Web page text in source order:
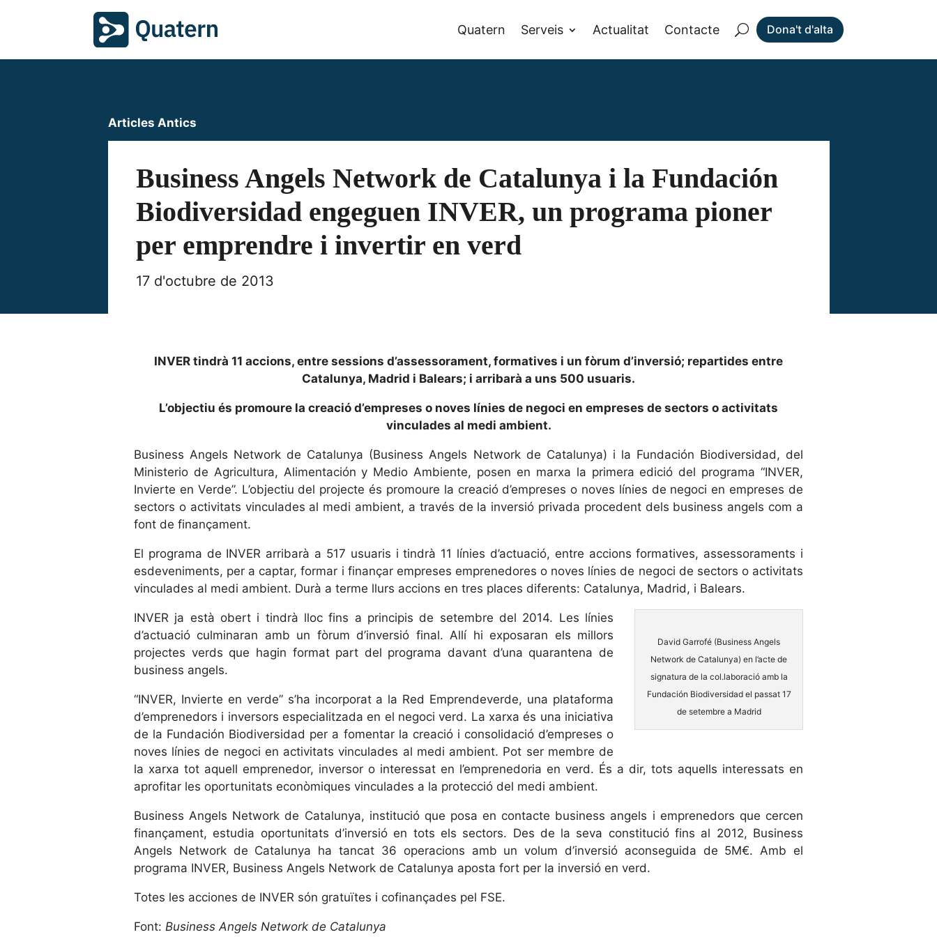
Quatern Serveis Actualitat Contacte Dona't d'alta
Articles Antics
Business Angels Network de Catalunya i la Fundación
Biodiversidad engeguen INVER, un programa pioner
per emprendre i invertir en verd
17 d'octubre de 2013
INVER tindrà 11 accions, entre sessions d’assessorament, formatives i un fòrum d’inversió; repartides entre
Catalunya, Madrid i Balears; i arribarà a uns 500 usuaris.
L’objectiu és promoure la creació d’empreses o noves línies de negoci en empreses de sectors o activitats
vinculades al medi ambient.
Business Angels Network de Catalunya (Business Angels Network de Catalunya) i la Fundación Biodiversidad, del
Ministerio de Agricultura, Alimentación y Medio Ambiente, posen en marxa la primera edició del programa “INVER,
Invierte en Verde”. L’objectiu del projecte és promoure la creació d’empreses o noves línies de negoci en empreses de
sectors o activitats vinculades al medi ambient, a través de la inversió privada procedent dels business angels com a
font de finançament.
El programa de INVER arribarà a 517 usuaris i tindrà 11 línies d’actuació, entre accions formatives, assessoraments i
esdeveniments, per a captar, formar i finançar empreses emprenedores o noves línies de negoci de sectors o activitats
vinculades al medi ambient. Durà a terme llurs accions en tres places diferents: Catalunya, Madrid, i Balears.
David Garrofé (Business Angels
Network de Catalunya) en l’acte de
signatura de la col.laboració amb la
Fundación Biodiversidad el passat 17
de setembre a Madrid
INVER ja està obert i tindrà lloc fins a principis de setembre del 2014. Les línies
d’actuació culminaran amb un fòrum d’inversió final. Allí hi exposaran els millors
projectes verds que hagin format part del programa davant d’una quarantena de
business angels.
“INVER, Invierte en verde” s’ha incorporat a la Red Emprendeverde, una plataforma
d’emprenedors i inversors especialitzada en el negoci verd. La xarxa és una iniciativa
de la Fundación Biodiversidad per a fomentar la creació i consolidació d’empreses o
noves línies de negoci en activitats vinculades al medi ambient. Pot ser membre de
la xarxa tot aquell emprenedor, inversor o interessat en l’emprenedoria en verd. És a dir, tots aquells interessats en
aprofitar les oportunitats econòmiques vinculades a la protecció del medi ambient.
Business Angels Network de Catalunya, institució que posa en contacte business angels i emprenedors que cercen
finançament, estudia oportunitats d’inversió en tots els sectors. Des de la seva constitució fins al 2012, Business
Angels Network de Catalunya ha tancat 36 operacions amb un volum d’inversió aconseguida de 5M€. Amb el
programa INVER, Business Angels Network de Catalunya aposta fort per la inversió en verd.
Totes les acciones de INVER són gratuïtes i cofinançades pel FSE.
Font: Business Angels Network de Catalunya